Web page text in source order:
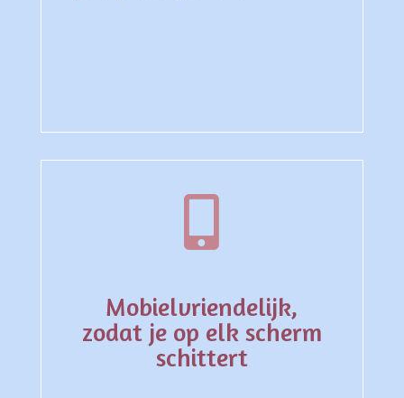

Mobielvriendelijk,
zodat je op elk scherm
schittert